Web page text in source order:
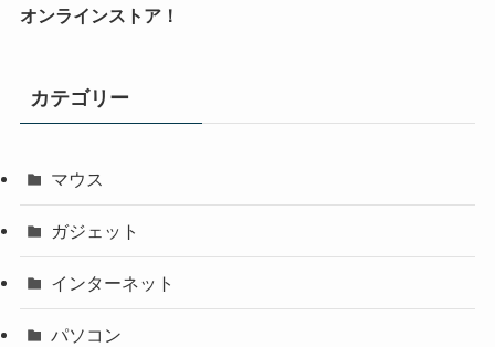
オンラインストア！
カテゴリー
マウス
ガジェット
インターネット
パソコン